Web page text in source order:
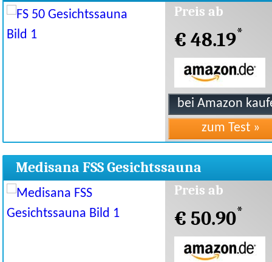
Preis ab
€ 48.19*
Medisana FSS Gesichtssauna
Preis ab
€ 50.90*